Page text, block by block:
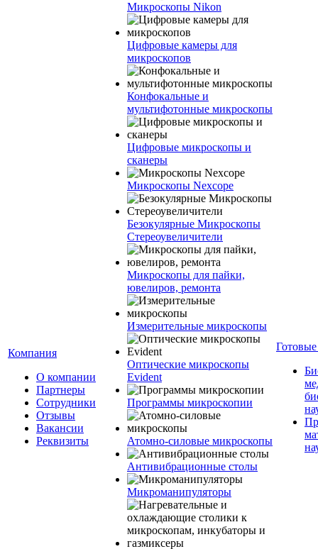
Компания
О компании
Партнеры
Сотрудники
Отзывы
Вакансии
Реквизиты
Микроскопы Nikon
Цифровые камеры для
микроскопов
Конфокальные и
мультифотонные микроскопы
Цифровые микроскопы и
сканеры
Микроскопы Nexcope
Безокулярные Микроскопы
Стереоувеличители
Микроскопы для пайки,
ювелиров, ремонта
Измерительные микроскопы
Оптические микроскопы
Evident
Программы микроскопии
Атомно-силовые микроскопы
Антивибрационные столы
Микроманипуляторы